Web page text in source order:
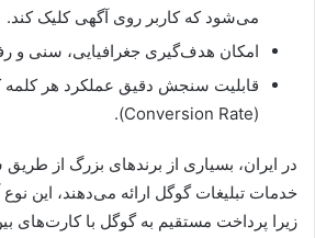
می‌شود که کاربر روی آگهی کلیک کند.
امکان هدف‌گیری جغرافیایی، سنی و
قابلیت سنجش دقیق عملکرد هر کلمه
(Conversion Rate).
در ایران، بسیاری از برندهای بزرگ از
خدمات تبلیغات گوگل ارائه می‌دهند، این نوع
زیرا پرداخت مستقیم به گوگل با کارت‌های